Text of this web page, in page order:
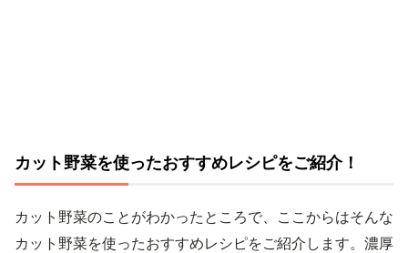
カット野菜を使ったおすすめレシピをご紹介！
カット野菜のことがわかったところで、ここからはそんな
カット野菜を使ったおすすめレシピをご紹介します。濃厚